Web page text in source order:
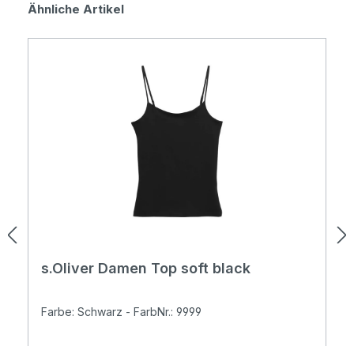
Produktgalerie überspringen
Ähnliche Artikel
s.Oliver Damen Top soft black
Farbe: Schwarz - FarbNr.: 9999